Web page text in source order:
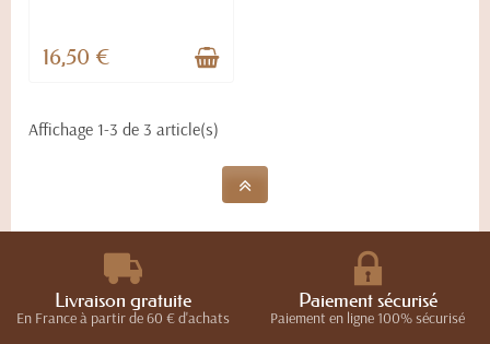
16,50 €
Affichage 1-3 de 3 article(s)
Livraison gratuite
En France à partir de 60 € d'achats
Paiement sécurisé
Paiement en ligne 100% sécurisé